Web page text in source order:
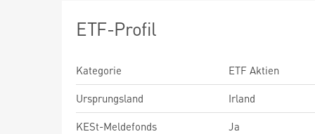
ETF-Profil
Kategorie
ETF Aktien
Ursprungsland
Irland
KESt-Meldefonds
Ja